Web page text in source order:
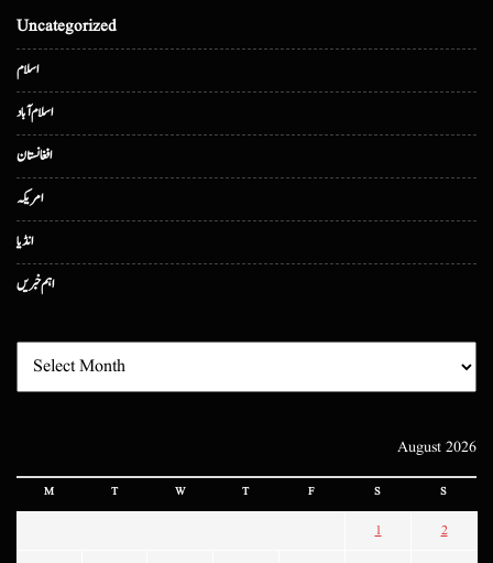
Uncategorized
اسلام
اسلام آباد
افغانستان
امریکہ
انڈیا
اہم خبریں
August 2026
M T W T F S S
1 2